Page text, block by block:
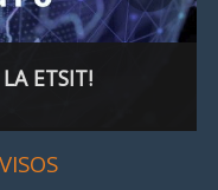
ETSIT!